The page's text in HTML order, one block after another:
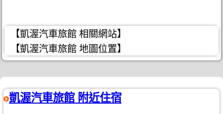
【凱渥汽車旅館 相關網站】
【凱渥汽車旅館 地圖位置】
凱渥汽車旅館 附近住宿